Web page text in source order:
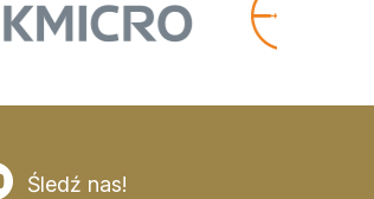
Śledź nas!